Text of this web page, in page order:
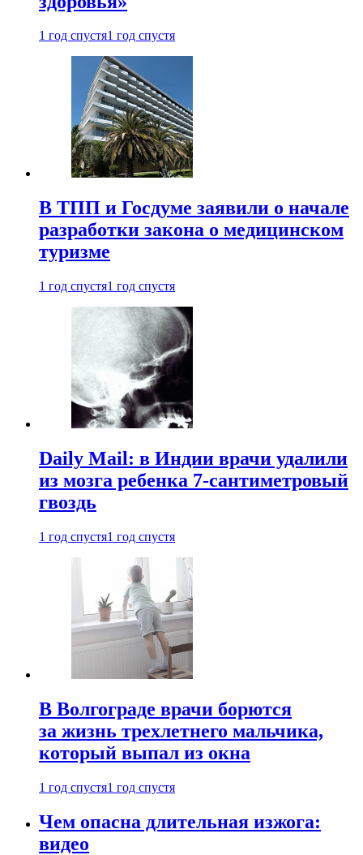
1 год спустя1 год спустя
В ТПП и Госдуме заявили о начале
разработки закона о медицинском
туризме
1 год спустя1 год спустя
Daily Mail: в Индии врачи удалили
из мозга ребенка 7-сантиметровый
гвоздь
1 год спустя1 год спустя
В Волгограде врачи борются
за жизнь трехлетнего мальчика,
который выпал из окна
1 год спустя1 год спустя
Чем опасна длительная изжога:
видео